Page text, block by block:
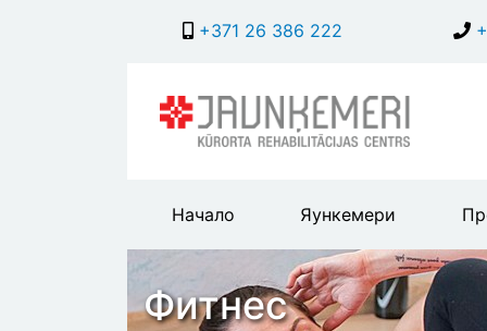
+371 26 386 222
Main
header
menu
Начало Яункемери
Фитнес